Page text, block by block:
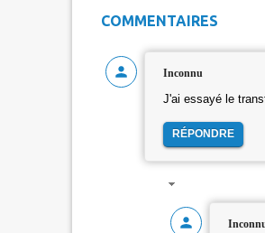
COMMENTAIRES
Inconnu
J'ai essayé le
RÉPONDRE